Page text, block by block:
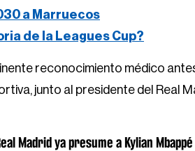
a Marruecos
de la Leagues Cup?
reconocimiento médico
junto al presidente del Real
Madrid ya presume a Kylian